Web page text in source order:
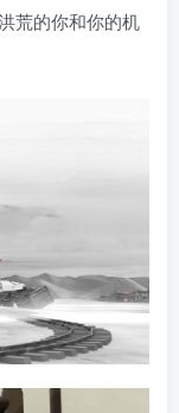
荒的你和你的机